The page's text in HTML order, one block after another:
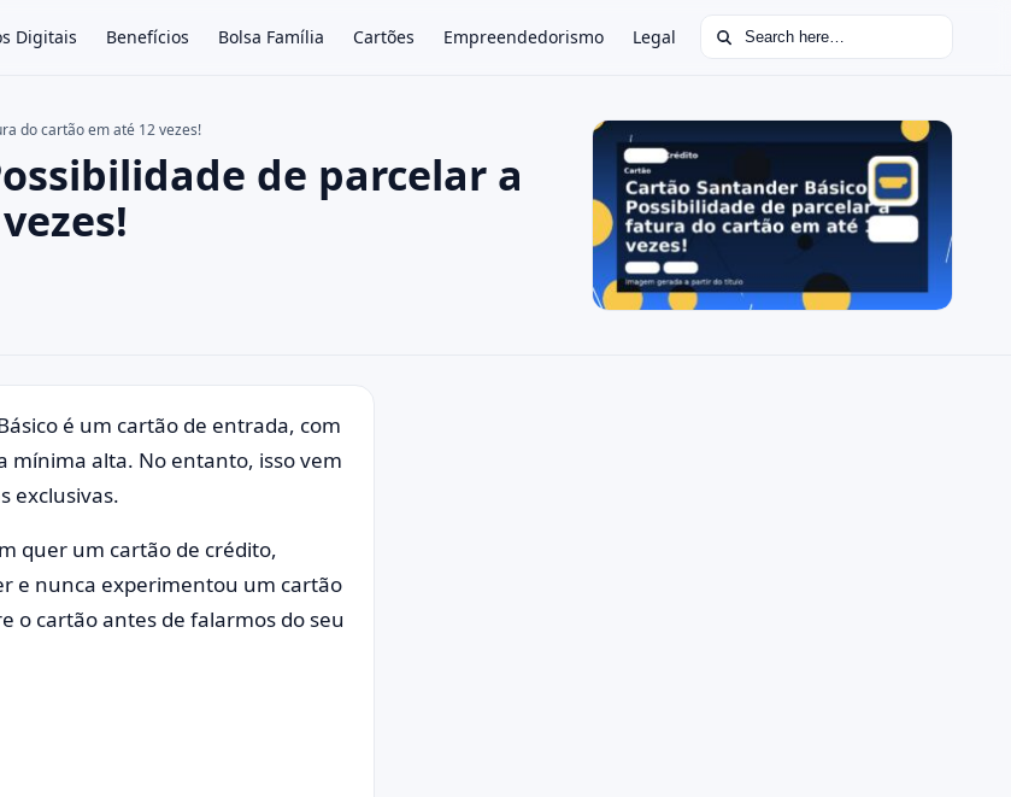
Digitais Benefícios Bolsa Família Cartões Empreendedorismo Legal Search for:
×
do cartão em até 12 vezes!
de parcelar a
é um cartão de entrada, com
mínima alta. No entanto, isso vem
exclusivas.
quer um cartão de crédito,
e nunca experimentou um cartão
o cartão antes de falarmos do seu